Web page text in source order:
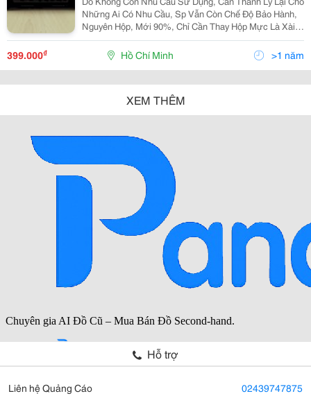
Những Ai Có Nhu Cầu, Sp Vẫn Còn Chế Độ Bảo Hành,
Nguyên Hộp, Mới 90%, Chỉ Cần Thay Hộp Mực Là Xài
Ok Như Máy Mới Nhé, Phù Hợp Với Những Ai Đang
Làm Việc Tại Nhà Cần Sử Dụng Máy In Nhỏ Gọn Dễ
Sài. (...
399.000₫ Hồ Chí Minh >1 năm
XEM THÊM
Hỗ trợ
Liên hệ Quảng Cáo 02439747875